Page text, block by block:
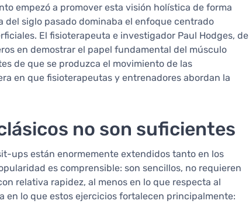
empezó a promover esta visión holística de forma
del siglo pasado dominaba el enfoque centrado
El fisioterapeuta e investigador Paul Hodges, de
en demostrar el papel fundamental del músculo
de que se produzca el movimiento de las
en que fisioterapeutas y entrenadores abordan la
no son suficientes
ups están enormemente extendidos tanto en los
es comprensible: son sencillos, no requieren
relativa rapidez, al menos en lo que respecta al
en lo que estos ejercicios fortalecen principalmente: